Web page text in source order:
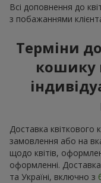
Всі доповнення до
з побажаннями
Терміни
кошику
Доставка квіткового
замовлення або на
щодо квітів,
оформленні.
та Україні, включно з